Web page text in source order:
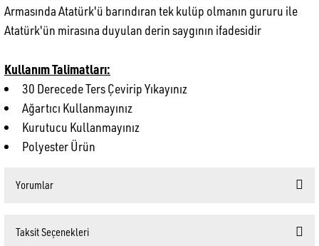
Armasında Atatürk'ü barındıran tek kulüp olmanın gururu ile
Atatürk'ün mirasına duyulan derin saygının ifadesidir
Kullanım Talimatları:
30 Derecede Ters Çevirip Yıkayınız
Ağartıcı Kullanmayınız
Kurutucu Kullanmayınız
Polyester Ürün
Yorumlar
Taksit Seçenekleri